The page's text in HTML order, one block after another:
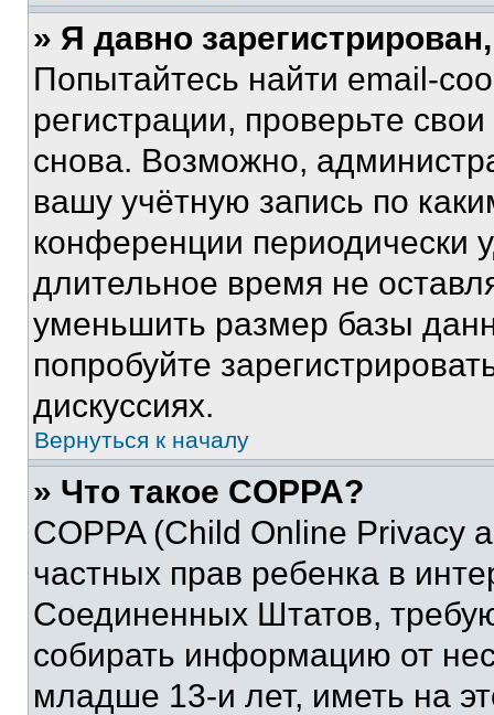
» Я давно
Попытайтесь найти email-
регистрации, проверьте
снова. Возможно,
вашу учётную запись по
конференции периодически
длительное время не
уменьшить размер базы
попробуйте
дискуссиях.
Вернуться к началу
» Что такое COPPA?
COPPA (Child Online Privacy
частных прав ребенка в
Соединенных Штатов,
собирать информацию от
младше 13-и лет, иметь на